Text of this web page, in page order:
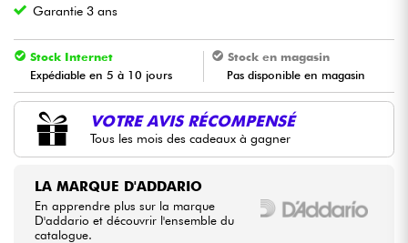
Eveil Musical
Câbles & Access.
HiFi
Packs
Garantie 3 ans
Stock Internet
Expédiable en 5 à 10 jours
Stock en magasin
Pas disponible en magasin
VOTRE AVIS RÉCOMPENSÉ
Tous les mois des cadeaux à gagner
LA MARQUE D'ADDARIO
En apprendre plus sur la marque
D'addario et découvrir l'ensemble du
catalogue.